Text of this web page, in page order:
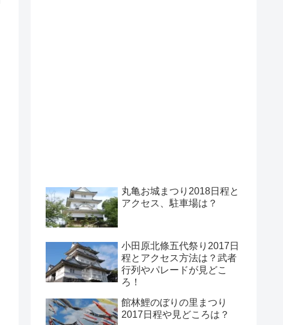
丸亀お城まつり2018日程と
アクセス、駐車場は？
小田原北條五代祭り2017日
程とアクセス方法は？武者
行列やパレードが見どこ
ろ！
館林鯉のぼりの里まつり
2017日程や見どころは？